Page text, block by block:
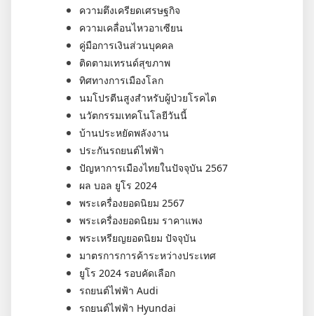
ความตึงเครียดเศรษฐกิจ
ความเคลื่อนไหวอาเซียน
คู่มือการเงินส่วนบุคคล
ติดตามเทรนด์สุขภาพ
ทิศทางการเมืองโลก
นมโปรตีนสูงสำหรับผู้ป่วยโรคไต
นวัตกรรมเทคโนโลยีวันนี้
บ้านประหยัดพลังงาน
ประกันรถยนต์ไฟฟ้า
ปัญหาการเมืองไทยในปัจจุบัน 2567
ผล บอล ยูโร 2024
พระเครื่องยอดนิยม 2567
พระเครื่องยอดนิยม ราคาแพง
พระเหรียญยอดนิยม ปัจจุบัน
มาตรการการค้าระหว่างประเทศ
ยูโร 2024 รอบคัดเลือก
รถยนต์ไฟฟ้า Audi
รถยนต์ไฟฟ้า Hyundai